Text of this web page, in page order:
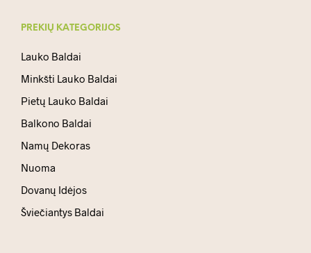
PREKIŲ KATEGORIJOS
Lauko Baldai
Minkšti Lauko Baldai
Pietų Lauko Baldai
Balkono Baldai
Namų Dekoras
Nuoma
Dovanų Idėjos
Šviečiantys Baldai